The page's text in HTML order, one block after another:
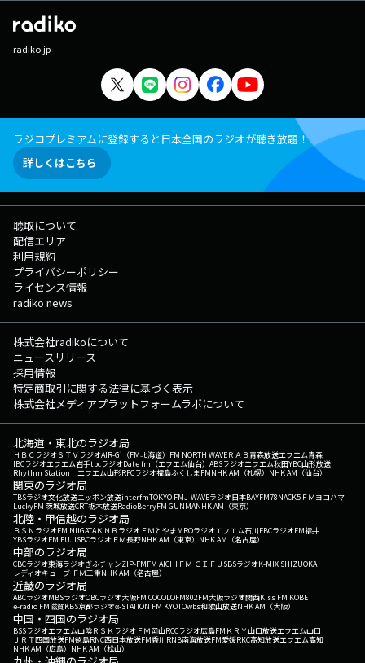
radiko.jp
ラジコプレミアムに登録すると日本全国のラジオが聴き放題！
詳しくはこちら
聴取について
配信エリア
利用規約
プライバシーポリシー
ライセンス情報
radiko news
株式会社radikoについて
ニュースリリース
採用情報
特定商取引に関する法律に基づく表示
株式会社メディアプラットフォームラボについて
北海道・東北のラジオ局
ＨＢＣラジオＳＴＶラジオAIR-G'（FM北海道） FM NORTH WAVEＲＡＢ青森放送エフエム青森
IBCラジオエフエム岩手tbcラジオDate fm（エフエム仙台） ABSラジオエフエム秋田YBC山形放送
Rhythm Station エフエム山形RFCラジオ福島ふくしまFMNHK AM（札幌） NHK AM（仙台）
関東のラジオ局
TBSラジオ文化放送ニッポン放送interfmTOKYO FMJ-WAVEラジオ日本BAYFM78NACK5 ＦＭヨコハマ
LuckyFM 茨城放送CRT栃木放送RadioBerryFM GUNMANHK AM（東京）
北陸・甲信越のラジオ局
ＢＳＮラジオFM NIIGATAＫＮＢラジオ ＦＭとやまMROラジオエフエム石川FBCラジオFM福井
YBSラジオFM FUJISBCラジオ ＦＭ長野NHK AM（東京） NHK AM（名古屋）
中部のラジオ局
CBCラジオ東海ラジオぎふチャンZIP-FMFM AICHI ＦＭ ＧＩＦＵ SBSラジオK-MIX SHIZUOKA
レディオキューブ ＦＭ三重NHK AM（名古屋）
近畿のラジオ局
ABCラジオMBSラジオOBCラジオ大阪FM COCOLOFM802FM大阪ラジオ関西Kiss FM KOBE
e-radio FM滋賀KBS京都ラジオα-STATION FM KYOTOwbs和歌山放送NHK AM（大阪）
中国・四国のラジオ局
BSSラジオエフエム山陰ＲＳＫラジオ ＦＭ岡山RCCラジオ広島FM ＫＲＹ山口放送エフエム山口
ＪＲＴ四国放送FM徳島RNC西日本放送FM香川RNB南海放送FM愛媛RKC高知放送エフエム高知
NHK AM（広島） NHK AM（松山）